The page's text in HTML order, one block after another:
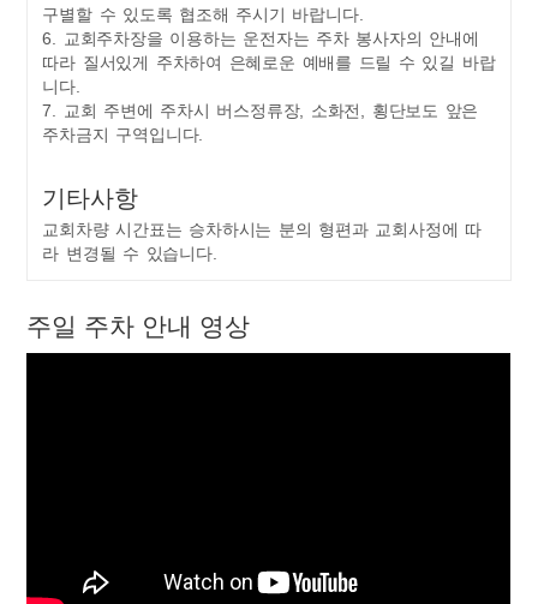
구별할 수 있도록 협조해 주시기 바랍니다.
6. 교회주차장을 이용하는 운전자는 주차 봉사자의 안내에
따라 질서있게 주차하여 은혜로운 예배를 드릴 수 있길 바랍
니다.
7. 교회 주변에 주차시 버스정류장, 소화전, 횡단보도 앞은
주차금지 구역입니다.
기타사항
교회차량 시간표는 승차하시는 분의 형편과 교회사정에 따
라 변경될 수 있습니다.
주일 주차 안내 영상